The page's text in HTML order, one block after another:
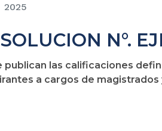
2025
N°.
publican las calificaciones
a cargos de